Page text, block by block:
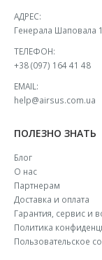
АДРЕС:
Генерала Шаповала
ТЕЛЕФОН:
+38 (097) 164 41 48
EMAIL:
help@airsus.com.ua
ПОЛЕЗНО ЗНАТЬ
Блог
О нас
Партнерам
Доставка и оплата
Гарантия, сервис и
Политика
Пользовательское